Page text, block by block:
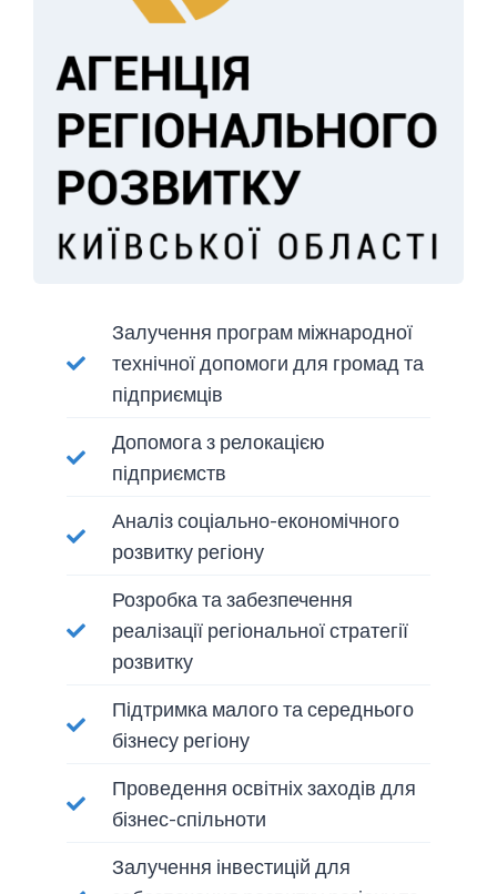
Залучення програм міжнародної
технічної допомоги для громад та
підприємців
Допомога з релокацією
підприємств
Аналіз соціально-економічного
розвитку регіону
Розробка та забезпечення
реалізації регіональної стратегії
розвитку
Підтримка малого та середнього
бізнесу регіону
Проведення освітніх заходів для
бізнес-спільноти
Залучення інвестицій для